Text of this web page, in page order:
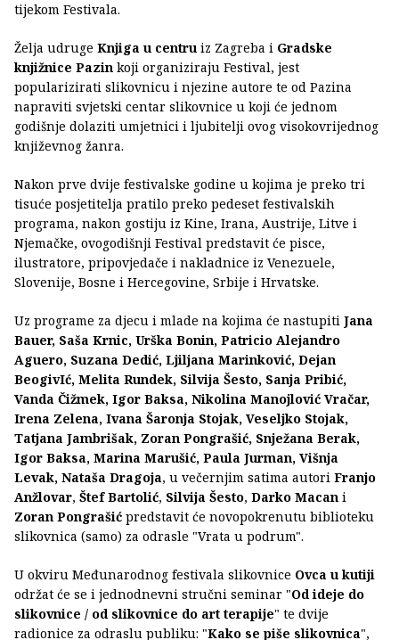
tijekom Festivala.
Želja udruge Knjiga u centru iz Zagreba i Gradske
knjižnice Pazin koji organiziraju Festival, jest
popularizirati slikovnicu i njezine autore te od Pazina
napraviti svjetski centar slikovnice u koji će jednom
godišnje dolaziti umjetnici i ljubitelji ovog visokovrijednog
književnog žanra.
Nakon prve dvije festivalske godine u kojima je preko tri
tisuće posjetitelja pratilo preko pedeset festivalskih
programa, nakon gostiju iz Kine, Irana, Austrije, Litve i
Njemačke, ovogodišnji Festival predstavit će pisce,
ilustratore, pripovjedače i nakladnice iz Venezuele,
Slovenije, Bosne i Hercegovine, Srbije i Hrvatske.
Uz programe za djecu i mlade na kojima će nastupiti Jana
Bauer, Saša Krnic, Urška Bonin, Patricio Alejandro
Aguero, Suzana Dedić, Ljiljana Marinković, Dejan
BeogivIć, Melita Rundek, Silvija Šesto, Sanja Pribić,
Vanda Čižmek, Igor Baksa, Nikolina Manojlović Vračar,
Irena Zelena, Ivana Šaronja Stojak, Veseljko Stojak,
Tatjana Jambrišak, Zoran Pongrašić, Snježana Berak,
Igor Baksa, Marina Marušić, Paula Jurman, Višnja
Levak, Nataša Dragoja, u večernjim satima autori Franjo
Anžlovar, Štef Bartolić, Silvija Šesto, Darko Macan i
Zoran Pongrašić predstavit će novopokrenutu biblioteku
slikovnica (samo) za odrasle "Vrata u podrum".
U okviru Međunarodnog festivala slikovnice Ovca u kutiji
održat će se i jednodnevni stručni seminar "Od ideje do
slikovnice / od slikovnice do art terapije" te dvije
radionice za odraslu publiku: "Kako se piše slikovnica",